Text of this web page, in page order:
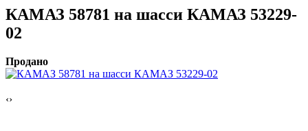
КАМАЗ 58781 на шасси КАМАЗ 53229-
02
Продано
‹›